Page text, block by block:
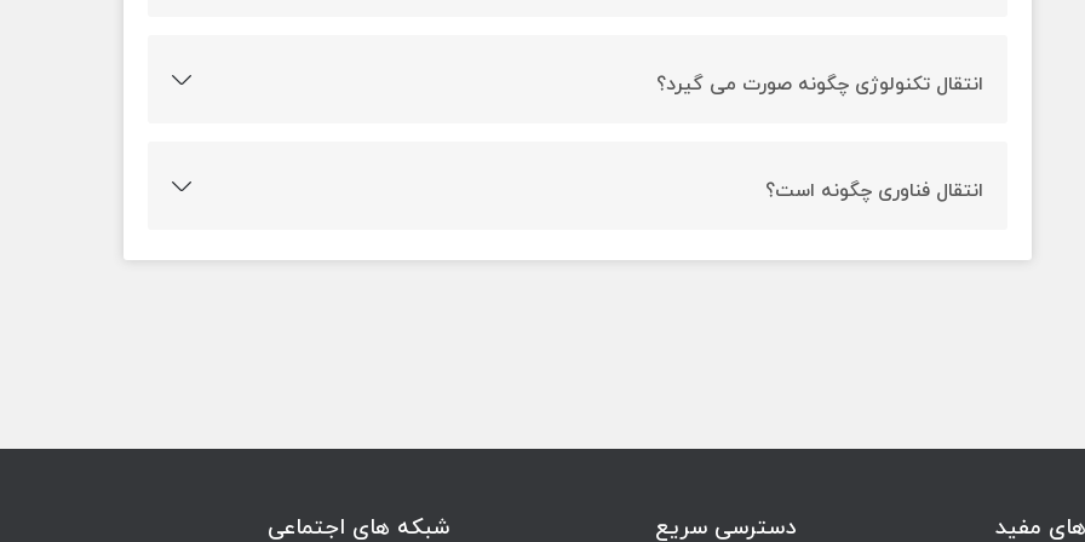
انتقال تکنولوژی چگونه صورت می گیرد؟
عمودی است و زمانی روی می دهد که تکنولوژی از یک مرکز تحقیقاتی به سازمان های توسعه و تحقیقی دیگر
انتقال فناوری چگونه است؟
مفید دسترسی سریع شبکه های اجتماعی